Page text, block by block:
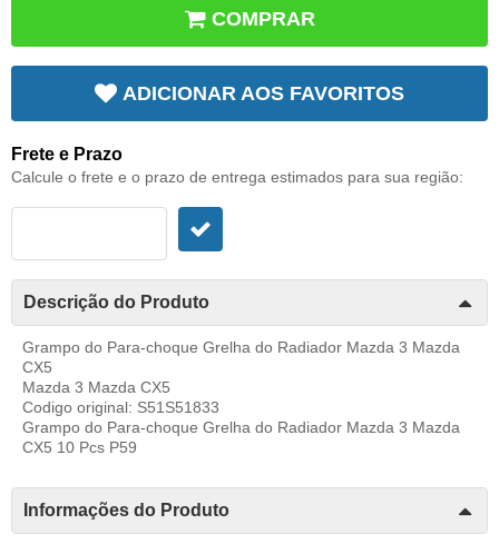
COMPRAR
ADICIONAR AOS FAVORITOS
Frete e Prazo
Calcule o frete e o prazo de entrega estimados para sua região:
Descrição do Produto
Grampo do Para-choque Grelha do Radiador Mazda 3 Mazda
CX5
Mazda 3 Mazda CX5
Codigo original: S51S51833
Grampo do Para-choque Grelha do Radiador Mazda 3 Mazda
CX5 10 Pcs P59
Informações do Produto